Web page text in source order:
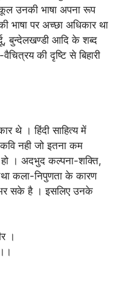
उनकी भाषा अपना रूप
भाषा पर अच्छा अधिकार था
बुन्देलखण्डी आदि के शब्द
की दृष्टि से बिहारी
थे । हिंदी साहित्य में
कवि नही जो इतना कम
। अदभुद कल्पना-शक्ति,
कला-निपुणता के कारण
भर सके है । इसलिए उनके
।